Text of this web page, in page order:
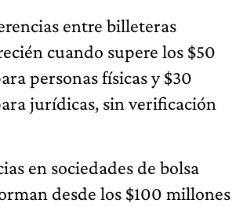
entre billeteras
cuando supere los $50
personas físicas y $30
jurídicas, sin verificación
en sociedades de bolsa
desde los $100 millones